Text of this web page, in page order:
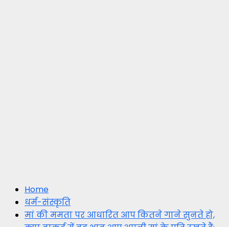
Home
धर्म-संस्कृति
मां की ममता पर आधारित आप कितने गाने सुनते हो,